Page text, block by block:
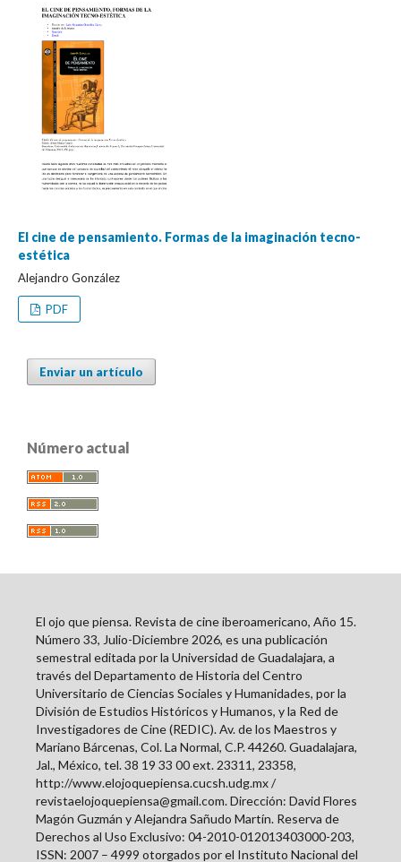
El cine de pensamiento. Formas de la imaginación tecno-
estética
Alejandro González
PDF
Enviar un artículo
Número actual
El ojo que piensa. Revista de cine iberoamericano, Año 15.
Número 33, Julio-Diciembre 2026, es una publicación
semestral editada por la Universidad de Guadalajara, a
través del Departamento de Historia del Centro
Universitario de Ciencias Sociales y Humanidades, por la
División de Estudios Históricos y Humanos, y la Red de
Investigadores de Cine (REDIC). Av. de los Maestros y
Mariano Bárcenas, Col. La Normal, C.P. 44260. Guadalajara,
Jal., México, tel. 38 19 33 00 ext. 23311, 23358,
http://www.elojoquepiensa.cucsh.udg.mx /
revistaelojoquepiensa@gmail.com. Dirección: David Flores
Magón Guzmán y Alejandra Sañudo Martín. Reserva de
Derechos al Uso Exclusivo: 04-2010-012013403000-203,
ISSN: 2007 – 4999 otorgados por el Instituto Nacional del